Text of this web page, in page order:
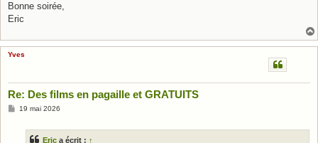
Bonne soirée,
Eric
Yves
Re: Des films en pagaille et GRATUITS
M19 mai 2026
Eric a écrit : ↑